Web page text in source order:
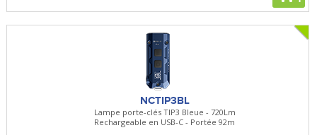
NCTIP3BL
Lampe porte-clés TIP3 Bleue - 720Lm
Rechargeable en USB-C - Portée 92m